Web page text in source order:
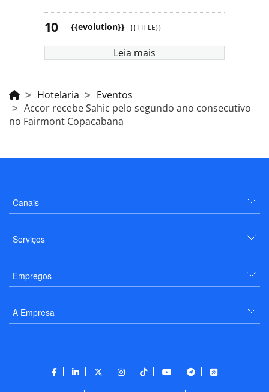
{{evolution}} {{TITLE}}
Leia mais
Hotelaria
Eventos
Accor recebe Sahic pelo segundo ano consecutivo
no Fairmont Copacabana
Canais
Serviços
Empregos
A Empresa